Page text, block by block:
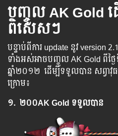
បញ្ចូ​ល​ AK Gold
ពិសេសៗ
បន្ទាប់​ពី​ការ update នូវ version
ទាំង​អស់​អាច​បញ្ចូល AK Gold ពីថ្ង
ឆ្នាំ២០១២​ ដើម្បី​ទទួល​បាន សព្វា
ក្រោម៖
១. ២០០AK Gold ទទួលបាន